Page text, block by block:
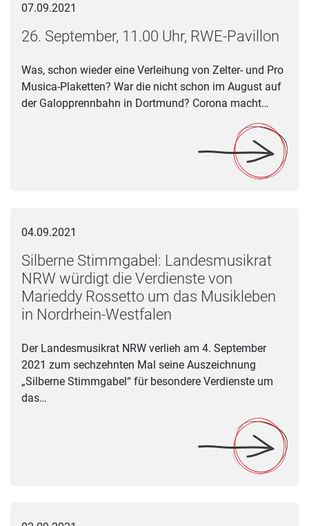
07.09.2021
26. September, 11.00 Uhr, RWE-Pavillon
Was, schon wieder eine Verleihung von Zelter- und Pro
Musica-Plaketten? War die nicht schon im August auf
der Galopprennbahn in Dortmund? Corona macht…
04.09.2021
Silberne Stimmgabel: Landesmusikrat
NRW würdigt die Verdienste von
Marieddy Rossetto um das Musikleben
in Nordrhein-Westfalen
Der Landesmusikrat NRW verlieh am 4. September
2021 zum sechzehnten Mal seine Auszeichnung
„Silberne Stimmgabel“ für besondere Verdienste um
das…